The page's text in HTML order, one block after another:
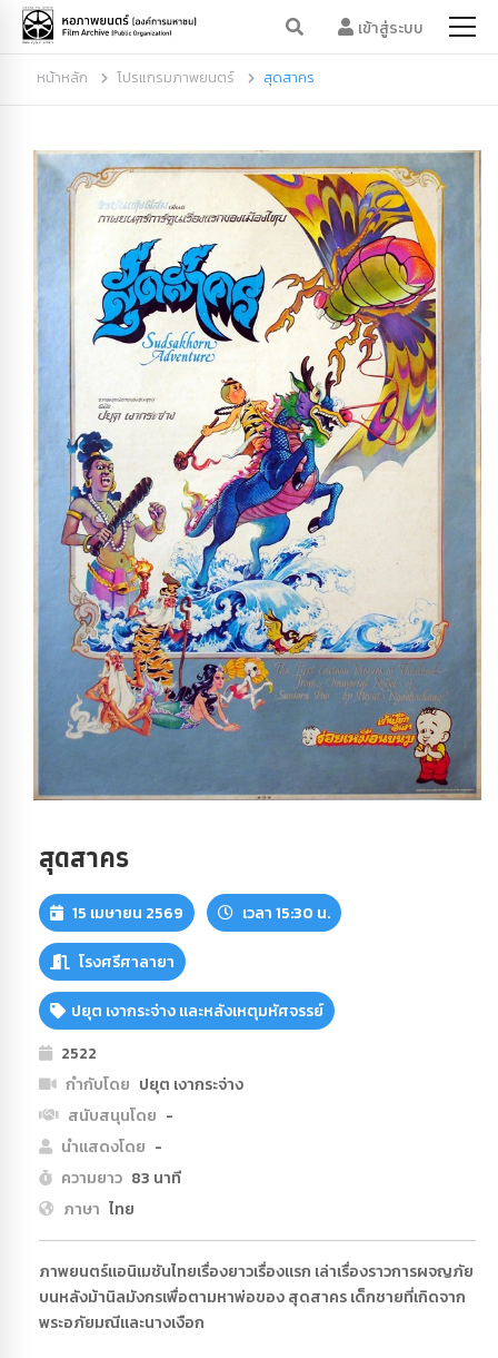
เข้าสู่ระบบ
หน้าหลัก โปรแกรมภาพยนตร์ สุดสาคร
สุดสาคร
15 เมษายน 2569 เวลา 15:30 น.
โรงศรีศาลายา
ปยุต เงากระจ่าง และหลังเหตุมหัศจรรย์
2522
กำกับโดย ปยุต เงากระจ่าง
สนับสนุนโดย -
นำแสดงโดย -
ความยาว 83 นาที
ภาษา ไทย
ภาพยนตร์แอนิเมชันไทยเรื่องยาวเรื่องแรก เล่าเรื่องราวการผจญภัย
บนหลังม้านิลมังกรเพื่อตามหาพ่อของ สุดสาคร เด็กชายที่เกิดจาก
พระอภัยมณีและนางเงือก